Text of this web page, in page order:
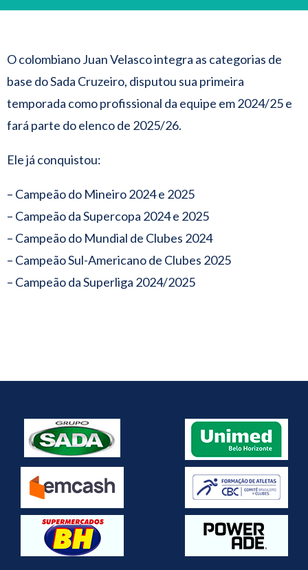
O colombiano Juan Velasco integra as categorias de
base do Sada Cruzeiro, disputou sua primeira
temporada como profissional da equipe em 2024/25 e
fará parte do elenco de 2025/26.
Ele já conquistou:
– Campeão do Mineiro 2024 e 2025
– Campeão da Supercopa 2024 e 2025
– Campeão do Mundial de Clubes 2024
– Campeão Sul-Americano de Clubes 2025
– Campeão da Superliga 2024/2025